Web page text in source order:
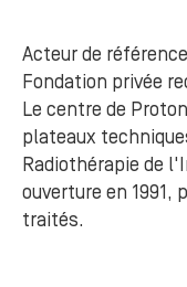
Acteur de
Fondation privée
Le centre de
plateaux
Radiothérapie de
ouverture en 1991,
traités.